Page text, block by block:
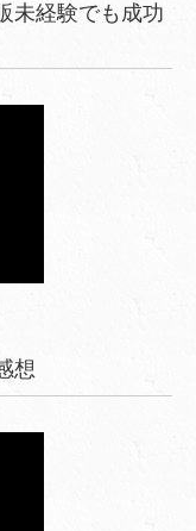
未経験でも成功
想